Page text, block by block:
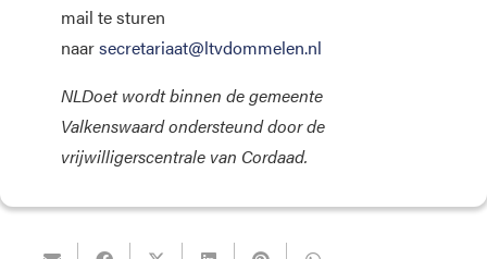
mail te sturen
naarsecretariaat@ltvdommelen.nl
NLDoet wordt binnen de gemeente
Valkenswaard ondersteund door de
vrijwilligerscentrale van Cordaad.